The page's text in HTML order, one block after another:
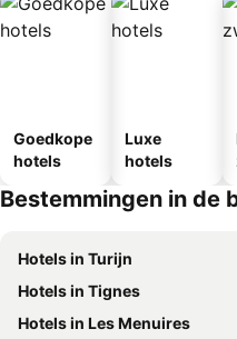
Goedkope
hotels
Luxe
hotels
Bestemmingen in de
Hotels in Turijn
Hotels in Tignes
Hotels in Les Menuires